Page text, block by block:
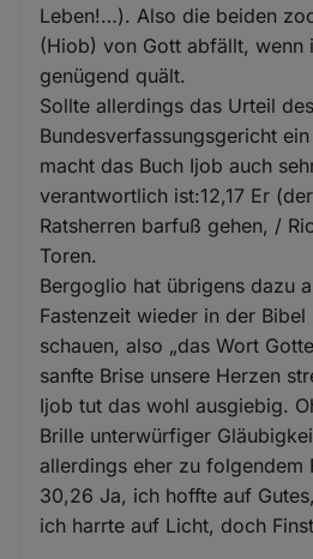
Leben!…). Also die beiden
(Hiob) von Gott abfällt, wenn
genügend quält.
Sollte allerdings das Urteil des
Bundesverfassungsgericht
macht das Buch Ijob auch
verantwortlich ist:12,17 Er
Ratsherren barfuß gehen, /
Toren.
Bergoglio hat übrigens dazu
Fastenzeit wieder in der
schauen, also „das Wort
sanfte Brise unsere Herzen
Ijob tut das wohl ausgiebig.
Brille unterwürfiger
allerdings eher zu folgendem
30,26 Ja, ich hoffte auf
ich harrte auf Licht, doch